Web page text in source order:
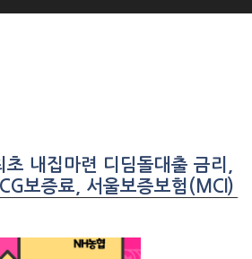
내집마련 디딤돌대출 금리,
보증료, 서울보증보험(MCI)